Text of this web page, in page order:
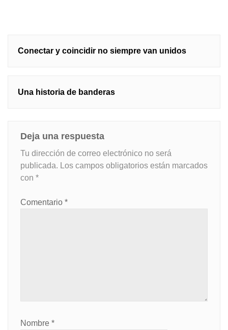
Conectar y coincidir no siempre van unidos
Una historia de banderas
Deja una respuesta
Tu dirección de correo electrónico no será
publicada. Los campos obligatorios están marcados
con *
Comentario *
Nombre *